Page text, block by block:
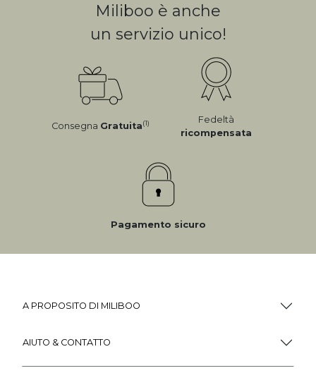
Miliboo è anche
un servizio unico!
Consegna Gratuita(1)
Fedeltà
ricompensata
Pagamento sicuro
A PROPOSITO DI MILIBOO
AIUTO & CONTATTO